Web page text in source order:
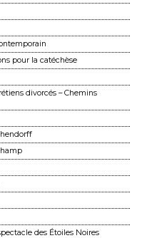
pour la catéchèse
divorcés – Chemins
des Étoiles Noires